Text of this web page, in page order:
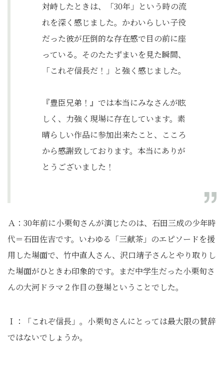
対峙したときは、「30年」という時の流
れを深く感じました。かわいらしい子役
だった彼が圧倒的な存在感で目の前に座
っている。そのたたずまいを見た瞬間、
「これぞ信長だ！」と強く感じました。
『豊臣兄弟！』では本当にみなさんが眩
しく、力強く現場に存在しています。素
晴らしい作品に参加出来たこと、こころ
から感謝致しております。本当にありが
とうございました！
Ａ：30年前に小栗旬さんが演じたのは、石田三成の少年時
代＝石田佐吉です。いわゆる「三献茶」のエピソードを援
用した場面で、竹中直人さん、沢口靖子さんとやり取りし
た場面がひときわ印象的です。まだ中学生だった小栗旬さ
んの大河ドラマ２作目の登場ということでした。
Ｉ：「これぞ信長」。小栗旬さんにとっては最大限の賛辞
ではないでしょうか。